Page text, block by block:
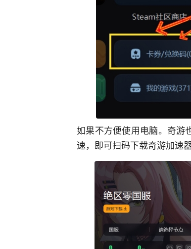
如果不方便使用电脑。奇游
速，即可扫码下载奇游加速